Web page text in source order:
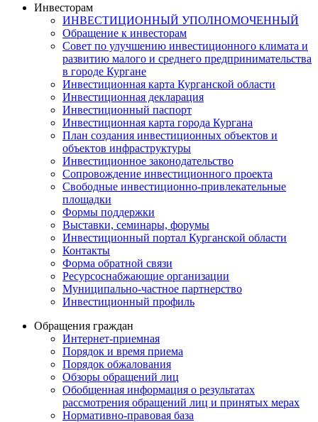
Инвесторам
ИНВЕСТИЦИОННЫЙ УПОЛНОМОЧЕННЫЙ
Обращение к инвесторам
Совет по улучшению инвестиционного климата и
развитию малого и среднего предпринимательства
в городе Кургане
Инвестиционная карта Курганской области
Инвестиционная декларация
Инвестиционный паспорт
Инвестиционная карта города Кургана
План создания инвестиционных объектов и
объектов инфраструктуры
Инвестиционное законодательство
Сопровождение инвестиционного проекта
Свободные инвестиционно-привлекательные
площадки
Формы поддержки
Выставки, семинары, форумы
Инвестиционный портал Курганской области
Контакты
Форма обратной связи
Ресурсоснабжающие организации
Муниципально-частное партнерство
Инвестиционный профиль
Обращения граждан
Интернет-приемная
Порядок и время приема
Порядок обжалования
Обзоры обращений лиц
Обобщенная информация о результатах
рассмотрения обращений лиц и принятых мерах
Нормативно-правовая база